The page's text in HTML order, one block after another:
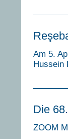
Am 5.
Hussein
Die
ZOOM